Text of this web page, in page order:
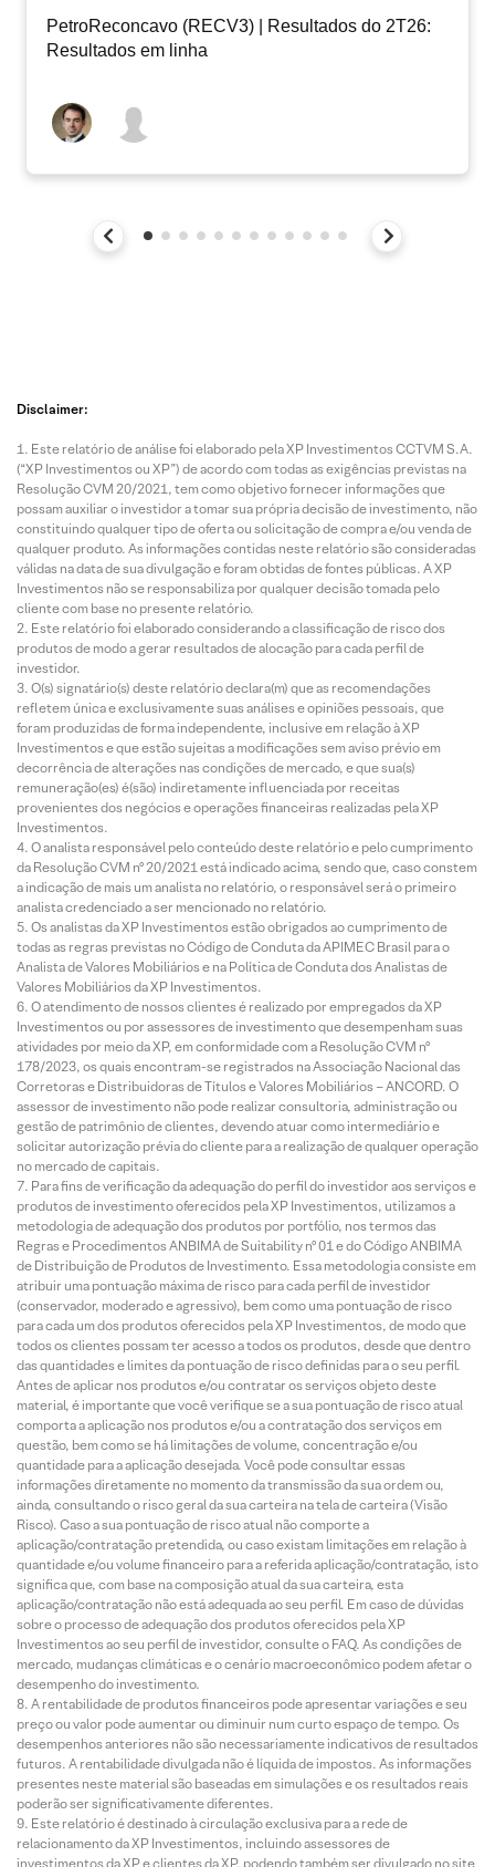
PetroReconcavo (RECV3) | Resultados do 2T26:
Resultados em linha
Disclaimer:
Este relatório de análise foi elaborado pela XP Investimentos CCTVM S.A.
(“XP Investimentos ou XP”) de acordo com todas as exigências previstas na
Resolução CVM 20/2021, tem como objetivo fornecer informações que
possam auxiliar o investidor a tomar sua própria decisão de investimento, não
constituindo qualquer tipo de oferta ou solicitação de compra e/ou venda de
qualquer produto. As informações contidas neste relatório são consideradas
válidas na data de sua divulgação e foram obtidas de fontes públicas. A XP
Investimentos não se responsabiliza por qualquer decisão tomada pelo
cliente com base no presente relatório.
Este relatório foi elaborado considerando a classificação de risco dos
produtos de modo a gerar resultados de alocação para cada perfil de
investidor.
O(s) signatário(s) deste relatório declara(m) que as recomendações
refletem única e exclusivamente suas análises e opiniões pessoais, que
foram produzidas de forma independente, inclusive em relação à XP
Investimentos e que estão sujeitas a modificações sem aviso prévio em
decorrência de alterações nas condições de mercado, e que sua(s)
remuneração(es) é(são) indiretamente influenciada por receitas
provenientes dos negócios e operações financeiras realizadas pela XP
Investimentos.
O analista responsável pelo conteúdo deste relatório e pelo cumprimento
da Resolução CVM nº 20/2021 está indicado acima, sendo que, caso constem
a indicação de mais um analista no relatório, o responsável será o primeiro
analista credenciado a ser mencionado no relatório.
Os analistas da XP Investimentos estão obrigados ao cumprimento de
todas as regras previstas no Código de Conduta da APIMEC Brasil para o
Analista de Valores Mobiliários e na Política de Conduta dos Analistas de
Valores Mobiliários da XP Investimentos.
O atendimento de nossos clientes é realizado por empregados da XP
Investimentos ou por assessores de investimento que desempenham suas
atividades por meio da XP, em conformidade com a Resolução CVM nº
178/2023, os quais encontram-se registrados na Associação Nacional das
Corretoras e Distribuidoras de Títulos e Valores Mobiliários – ANCORD. O
assessor de investimento não pode realizar consultoria, administração ou
gestão de patrimônio de clientes, devendo atuar como intermediário e
solicitar autorização prévia do cliente para a realização de qualquer operação
no mercado de capitais.
Para fins de verificação da adequação do perfil do investidor aos serviços e
produtos de investimento oferecidos pela XP Investimentos, utilizamos a
metodologia de adequação dos produtos por portfólio, nos termos das
Regras e Procedimentos ANBIMA de Suitability nº 01 e do Código ANBIMA
de Distribuição de Produtos de Investimento. Essa metodologia consiste em
atribuir uma pontuação máxima de risco para cada perfil de investidor
(conservador, moderado e agressivo), bem como uma pontuação de risco
para cada um dos produtos oferecidos pela XP Investimentos, de modo que
todos os clientes possam ter acesso a todos os produtos, desde que dentro
das quantidades e limites da pontuação de risco definidas para o seu perfil.
Antes de aplicar nos produtos e/ou contratar os serviços objeto deste
material, é importante que você verifique se a sua pontuação de risco atual
comporta a aplicação nos produtos e/ou a contratação dos serviços em
questão, bem como se há limitações de volume, concentração e/ou
quantidade para a aplicação desejada. Você pode consultar essas
informações diretamente no momento da transmissão da sua ordem ou,
ainda, consultando o risco geral da sua carteira na tela de carteira (Visão
Risco). Caso a sua pontuação de risco atual não comporte a
aplicação/contratação pretendida, ou caso existam limitações em relação à
quantidade e/ou volume financeiro para a referida aplicação/contratação, isto
significa que, com base na composição atual da sua carteira, esta
aplicação/contratação não está adequada ao seu perfil. Em caso de dúvidas
sobre o processo de adequação dos produtos oferecidos pela XP
Investimentos ao seu perfil de investidor, consulte o FAQ. As condições de
mercado, mudanças climáticas e o cenário macroeconômico podem afetar o
desempenho do investimento.
A rentabilidade de produtos financeiros pode apresentar variações e seu
preço ou valor pode aumentar ou diminuir num curto espaço de tempo. Os
desempenhos anteriores não são necessariamente indicativos de resultados
futuros. A rentabilidade divulgada não é líquida de impostos. As informações
presentes neste material são baseadas em simulações e os resultados reais
poderão ser significativamente diferentes.
Este relatório é destinado à circulação exclusiva para a rede de
relacionamento da XP Investimentos, incluindo assessores de
investimentos da XP e clientes da XP, podendo também ser divulgado no site